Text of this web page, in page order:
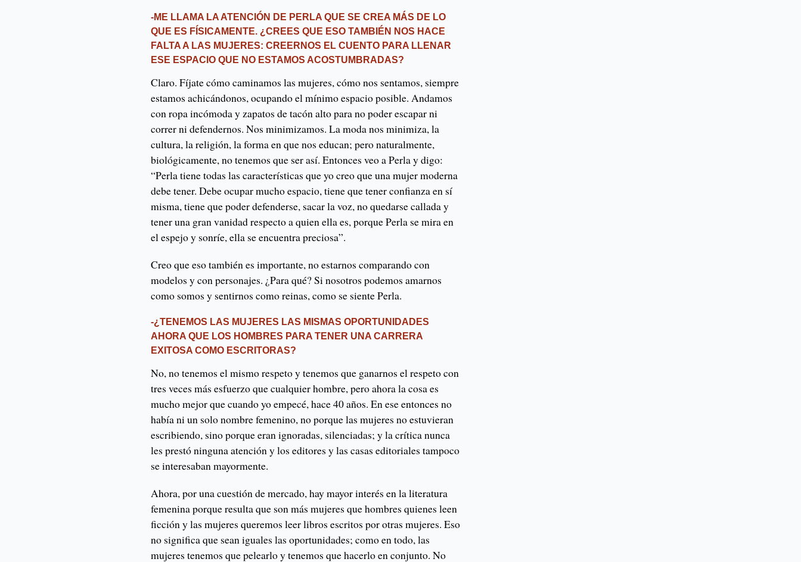
-ME LLAMA LA ATENCIÓN DE PERLA QUE SE CREA MÁS DE LO
QUE ES FÍSICAMENTE. ¿CREES QUE ESO TAMBIÉN NOS HACE
FALTA A LAS MUJERES: CREERNOS EL CUENTO PARA LLENAR
ESE ESPACIO QUE NO ESTAMOS ACOSTUMBRADAS?
Claro. Fíjate cómo caminamos las mujeres, cómo nos sentamos, siempre
estamos achicándonos, ocupando el mínimo espacio posible. Andamos
con ropa incómoda y zapatos de tacón alto para no poder escapar ni
correr ni defendernos. Nos minimizamos. La moda nos minimiza, la
cultura, la religión, la forma en que nos educan; pero naturalmente,
biológicamente, no tenemos que ser así. Entonces veo a Perla y digo:
“Perla tiene todas las características que yo creo que una mujer moderna
debe tener. Debe ocupar mucho espacio, tiene que tener confianza en sí
misma, tiene que poder defenderse, sacar la voz, no quedarse callada y
tener una gran vanidad respecto a quien ella es, porque Perla se mira en
el espejo y sonríe, ella se encuentra preciosa”.
Creo que eso también es importante, no estarnos comparando con
modelos y con personajes. ¿Para qué? Si nosotros podemos amarnos
como somos y sentirnos como reinas, como se siente Perla.
-¿TENEMOS LAS MUJERES LAS MISMAS OPORTUNIDADES
AHORA QUE LOS HOMBRES PARA TENER UNA CARRERA
EXITOSA COMO ESCRITORAS?
No, no tenemos el mismo respeto y tenemos que ganarnos el respeto con
tres veces más esfuerzo que cualquier hombre, pero ahora la cosa es
mucho mejor que cuando yo empecé, hace 40 años. En ese entonces no
había ni un solo nombre femenino, no porque las mujeres no estuvieran
escribiendo, sino porque eran ignoradas, silenciadas; y la crítica nunca
les prestó ninguna atención y los editores y las casas editoriales tampoco
se interesaban mayormente.
Ahora, por una cuestión de mercado, hay mayor interés en la literatura
femenina porque resulta que son más mujeres que hombres quienes leen
ficción y las mujeres queremos leer libros escritos por otras mujeres. Eso
no significa que sean iguales las oportunidades; como en todo, las
mujeres tenemos que pelearlo y tenemos que hacerlo en conjunto. No